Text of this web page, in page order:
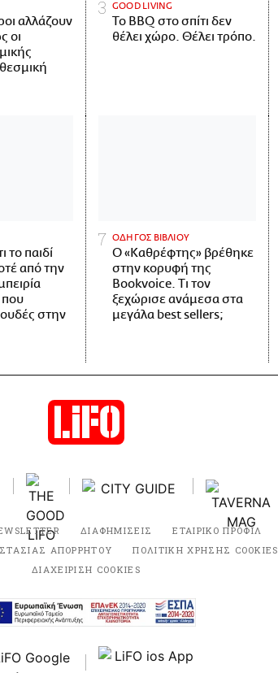
αλλάζουν
οι
GOOD LIVING
Το BBQ στο σπίτι δεν
θέλει χώρο. Θέλει τρόπο.
το παιδί
από την
που
στην
ΟΔΗΓΟΣ ΒΙΒΛΙΟΥ
Ο «Καθρέφτης» βρέθηκε
στην κορυφή της
Bookvoice. Τι τον
ξεχώρισε ανάμεσα στα
μεγάλα best sellers;
ΔΙΑΦΗΜΙΣΕΙΣ ΕΤΑΙΡΙΚΟ ΠΡΟΦΙΛ
ΑΠΟΡΡΗΤΟΥ
ΠΟΛΙΤΙΚΗ ΧΡΗΣΗΣ COOKIES
ΔΙΑΧΕΙΡΙΣΗ COOKIES